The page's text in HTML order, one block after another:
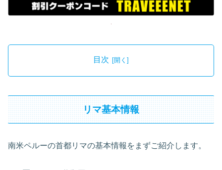
目次
リマ基本情報
南米ペルーの首都リマの基本情報をまずご紹介します。